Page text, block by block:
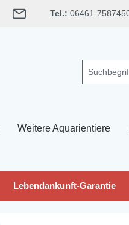
Tel.: 06461-
Weitere Aquarientiere
Lebendankunft-Garantie